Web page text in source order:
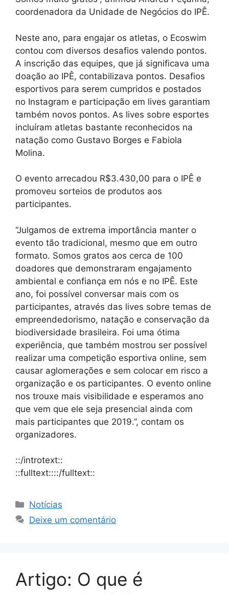
coordenadora da Unidade de Negócios do IPÊ.
Neste ano, para engajar os atletas, o Ecoswim
contou com diversos desafios valendo pontos.
A inscrição das equipes, que já significava uma
doação ao IPÊ, contabilizava pontos. Desafios
esportivos para serem cumpridos e postados
no Instagram e participação em lives garantiam
também novos pontos. As lives sobre esportes
incluíram atletas bastante reconhecidos na
natação como Gustavo Borges e Fabiola
Molina.
O evento arrecadou R$3.430,00 para o IPÊ e
promoveu sorteios de produtos aos
participantes.
“Julgamos de extrema importância manter o
evento tão tradicional, mesmo que em outro
formato. Somos gratos aos cerca de 100
doadores que demonstraram engajamento
ambiental e confiança em nós e no IPÊ. Este
ano, foi possível conversar mais com os
participantes, através das lives sobre temas de
empreendedorismo, natação e conservação da
biodiversidade brasileira. Foi uma ótima
experiência, que também mostrou ser possível
realizar uma competição esportiva online, sem
causar aglomerações e sem colocar em risco a
organização e os participantes. O evento online
nos trouxe mais visibilidade e esperamos ano
que vem que ele seja presencial ainda com
mais participantes que 2019.”, contam os
organizadores.
::/introtext::
::fulltext::::/fulltext::
Notícias
Deixe um comentário
Artigo: O que é